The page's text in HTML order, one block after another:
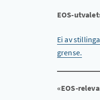
EOS-
Ei av
grense.
«EOS-